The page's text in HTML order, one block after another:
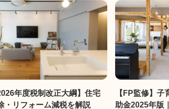
年度税制改正大綱】住宅
・リフォーム減税を解説
【FP監修】
助金2025年版